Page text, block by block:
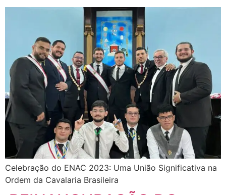
Celebração do ENAC 2023: Uma União Significativa na
Ordem da Cavalaria Brasileira